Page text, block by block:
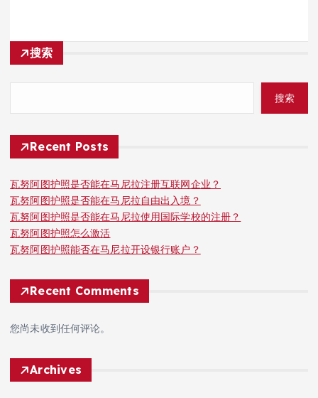
搜索
搜索
Recent Posts
瓦努阿图护照是否能在马尼拉注册互联网企业？
瓦努阿图护照是否能在马尼拉自由出入境？
瓦努阿图护照是否能在马尼拉使用国际学校的注册？
瓦努阿图护照怎么激活
瓦努阿图护照能否在马尼拉开设银行账户？
Recent Comments
您尚未收到任何评论。
Archives